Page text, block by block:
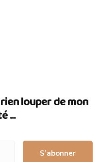
louper de mon
...
S’abonner